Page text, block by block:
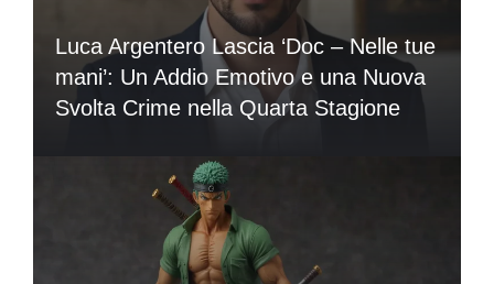
Luca Argentero Lascia ‘Doc – Nelle tue
mani’: Un Addio Emotivo e una Nuova
Svolta Crime nella Quarta Stagione